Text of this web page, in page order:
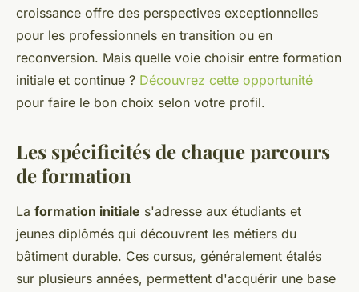
croissance offre des perspectives exceptionnelles
pour les professionnels en transition ou en
reconversion. Mais quelle voie choisir entre formation
initiale et continue ? Découvrez cette opportunité
pour faire le bon choix selon votre profil.
Les spécificités de chaque parcours
de formation
La formation initiale s'adresse aux étudiants et
jeunes diplômés qui découvrent les métiers du
bâtiment durable. Ces cursus, généralement étalés
sur plusieurs années, permettent d'acquérir une base